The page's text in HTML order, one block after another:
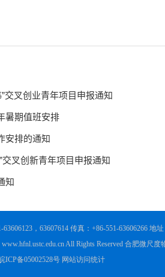
63606123，63607614 传真：+86-551-63606266 地
www.hfnl.ustc.edu.cn All Rights Reserved 合肥微尺
ICP备05002528号 网站访问统计